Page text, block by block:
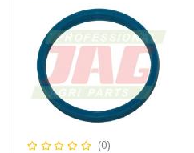
(0)